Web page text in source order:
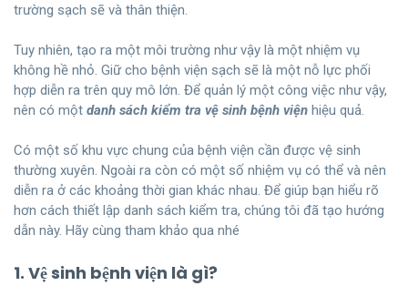
trường sạch sẽ và thân thiện.
Tuy nhiên, tạo ra một môi trường như vậy là một nhiệm vụ
không hề nhỏ. Giữ cho bệnh viện sạch sẽ là một nỗ lực phối
hợp diễn ra trên quy mô lớn. Để quản lý một công việc như vậy,
nên có một danh sách kiểm tra vệ sinh bệnh viện hiệu quả.
Có một số khu vực chung của bệnh viện cần được vệ sinh
thường xuyên. Ngoài ra còn có một số nhiệm vụ có thể và nên
diễn ra ở các khoảng thời gian khác nhau. Để giúp bạn hiểu rõ
hơn cách thiết lập danh sách kiểm tra, chúng tôi đã tạo hướng
dẫn này. Hãy cùng tham khảo qua nhé
1. Vệ sinh bệnh viện là gì?